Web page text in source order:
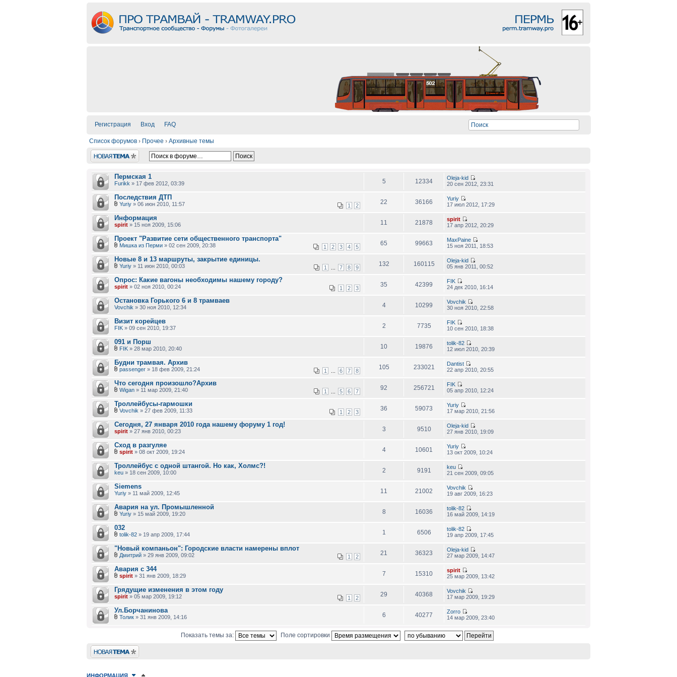
Регистрация Вход FAQ
Список форумов › Прочее › Архивные темы
Новая тема
Пермская 1
Furikk » 17 фев 2012, 03:39 5 12334
Oleja-kid
20 сен 2012, 23:31
Последствия ДТП
1 2
Yuriy » 06 июн 2010, 11:57 22 36166
Yuriy
17 июл 2012, 17:29
Информация
spirit » 15 ноя 2009, 15:06 11 21878
spirit
17 апр 2012, 20:29
Проект "Развитие сети общественного транспорта"
1 2 3 4 5
Мишка из Перми » 02 сен 2009, 20:38 65 99663
MaxPaine
15 ноя 2011, 18:53
Новые 8 и 13 маршруты, закрытие единицы.
1 7 8 9
Yuriy » 11 июн 2010, 00:03 132 160115
Oleja-kid
05 янв 2011, 00:52
Опрос: Какие вагоны необходимы нашему городу?
1 2 3
spirit » 02 ноя 2010, 00:24 35 42399
FIK
24 дек 2010, 16:14
Остановка Горького 6 и 8 трамваев
Vovchik » 30 ноя 2010, 12:34 4 10299
Vovchik
30 ноя 2010, 22:58
Визит корейцев
FIK » 09 сен 2010, 19:37 2 7735
FIK
10 сен 2010, 18:38
091 и Порш
FIK » 28 мар 2010, 20:40 10 19876
tolik-82
12 июл 2010, 20:39
Будни трамвая. Архив
1 6 7 8
passenger » 18 фев 2009, 21:24 105 233021
Dantist
22 апр 2010, 20:55
Что сегодня произошло?Архив
1 5 6 7
Wigan » 11 мар 2009, 21:40 92 256721
FIK
05 апр 2010, 12:24
Троллейбусы-гармошки
1 2 3
Vovchik » 27 фев 2009, 11:33 36 59073
Yuriy
17 мар 2010, 21:56
Сегодня, 27 января 2010 года нашему форуму 1 год!
spirit » 27 янв 2010, 00:23 3 9510
Oleja-kid
27 янв 2010, 19:09
Сход в разгуляе
spirit » 08 окт 2009, 19:24 4 10601
Yuriy
13 окт 2009, 10:24
Троллейбус с одной штангой. Но как, Холмс?!
keu » 18 сен 2009, 10:00 2 9191
keu
21 сен 2009, 09:05
Siemens
Yuriy » 11 май 2009, 12:45 11 21002
Vovchik
19 авг 2009, 16:23
Авария на ул. Промышленной
Yuriy » 15 май 2009, 19:20 8 16036
tolik-82
16 май 2009, 14:19
032
tolik-82 » 19 апр 2009, 17:44 1 6506
tolik-82
19 апр 2009, 17:45
"Новый компаньон": Городские власти намерены вплот
1 2
Дмитрий » 29 янв 2009, 09:02 21 36323
Oleja-kid
27 мар 2009, 14:47
Авария с 344
spirit » 31 янв 2009, 18:29 7 15310
spirit
25 мар 2009, 13:42
Грядущие изменения в этом году
1 2
spirit » 05 мар 2009, 19:12 29 40368
Vovchik
17 мар 2009, 19:29
Ул.Борчанинова
Толик » 31 янв 2009, 14:16 6 40277
Zorro
14 мар 2009, 23:40
Показать темы за:
Поле сортировки
Новая тема
ИНФОРМАЦИЯ